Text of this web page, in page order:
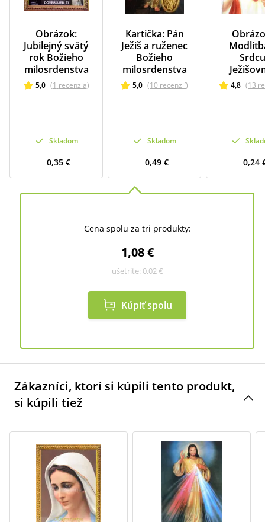
Obrázok:
Jubilejný svätý
rok Božieho
milosrdenstva
5,0 (1 recenzia)
Skladom
0,35 €
Kartička: Pán
Ježiš a ruženec
Božieho
milosrdenstva
5,0 (10 recenzií)
Skladom
0,49 €
Srdcu
4,8 (13
0,24
Cena spolu za tri produkty:
1,08 €
ušetríte: 0,02 €
Kúpiť spolu
Zákazníci, ktorí si kúpili tento produkt,
si kúpili tiež